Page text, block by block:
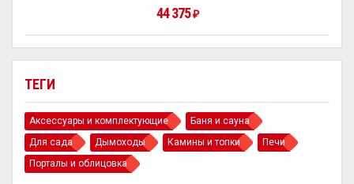
ТЕГИ
Аксессуары и комплектующие
Баня и сауна
Для сада
Дымоходы Камины и топки
Печи
Порталы и облицовка
44 375₽